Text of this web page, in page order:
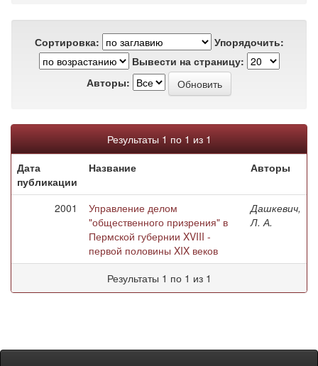
Сортировка:
Упорядочить:
Вывести на страницу:
Авторы:
Результаты 1 по 1 из 1
Дата
публикации
Название Авторы
2001
Управление делом
"общественного призрения" в
Пермской губернии XVIII -
первой половины XIX веков
Дашкевич,
Л. А.
Результаты 1 по 1 из 1